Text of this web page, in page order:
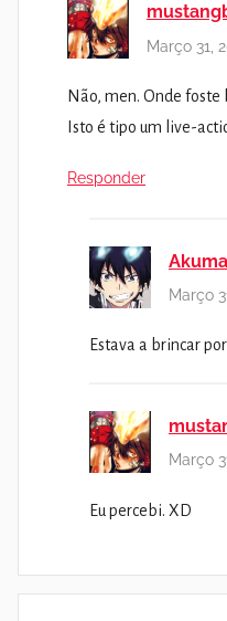
Março 31,
Não, men. Onde foste
Isto é tipo um live-
Responder
Março
Estava a brincar
Março
Eu percebi. XD